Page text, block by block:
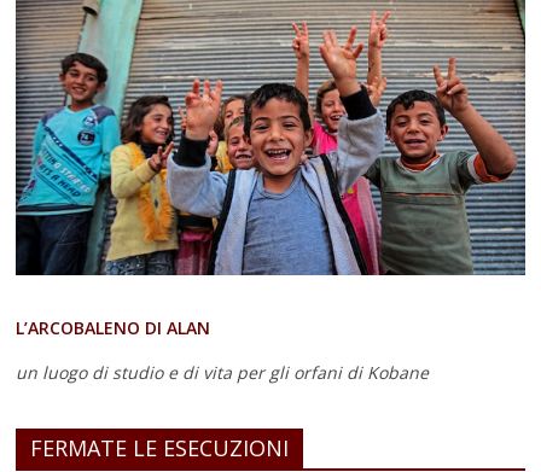
L’ARCOBALENO DI ALAN
un luogo di studio e di vita per gli orfani di Kobane
FERMATE LE ESECUZIONI